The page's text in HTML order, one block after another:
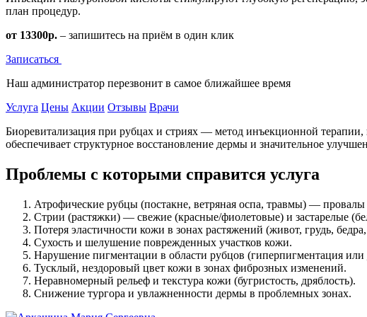
план процедур.
от 13300р. – запишитесь на приём в один клик
Записаться
Наш администратор перезвонит в самое ближайшее время
Услуга Цены Акции Отзывы Врачи
Биоревитализация при рубцах и стриях — метод инъекционной
обеспечивает структурное восстановление дермы и значительное
Проблемы с которыми справится услуга
Атрофические рубцы (постакне, ветряная оспа, травмы) —
Стрии (растяжки) — свежие (красные/фиолетовые) и застарелые
Потеря эластичности кожи в зонах растяжений (живот, грудь,
Сухость и шелушение поврежденных участков кожи.
Нарушение пигментации в области рубцов (гиперпигментация или
Тусклый, нездоровый цвет кожи в зонах фиброзных изменений.
Неравномерный рельеф и текстура кожи (бугристость, дряблость).
Снижение тургора и увлажненности дермы в проблемных зонах.